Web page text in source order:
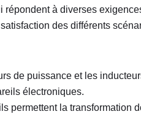
à diverses
des différents
de puissance et les
électroniques.
permettent la transformation